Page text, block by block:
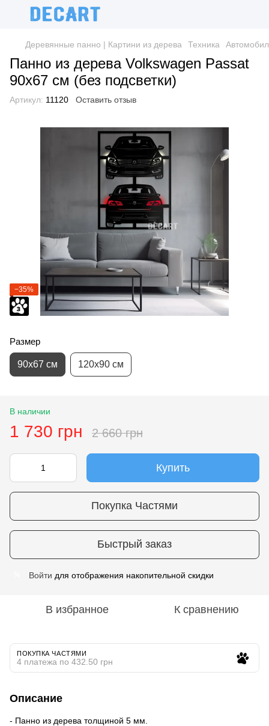
Деревянные панно | Картини из дерева Техника
Панно из дерева Volkswagen Passat
90х67 см (без подсветки)
Артикул: 11120 Оставить отзыв
−35%
Размер
90х67 см 120х90 см
В наличии
1 730 грн 2 660 грн
Купить
Покупка Частями
Быстрый заказ
Войти для отображения накопительной скидки
В избранное К сравнению
ПОКУПКА ЧАСТЯМИ
4 платежа по 432.50 грн
Описание
- Панно из дерева толщиной 5 мм.